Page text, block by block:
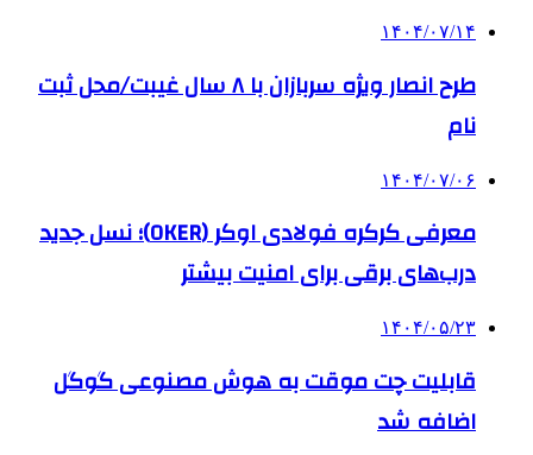
۱۴۰۴/۰۷/۱۴
طرح انصار ویژه سربازان با ۸ سال غیبت/محل ثبت
نام
۱۴۰۴/۰۷/۰۶
معرفی کرکره فولادی اوکر (OKER)؛ نسل جدید
درب‌های برقی برای امنیت بیشتر
۱۴۰۴/۰۵/۲۳
قابلیت چت موقت به هوش مصنوعی گوگل
اضافه شد